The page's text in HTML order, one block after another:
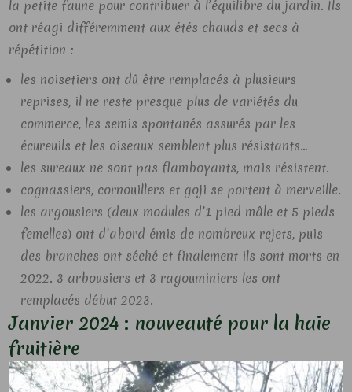
la petite faune pour contribuer à l’équilibre du jardin. Ils
ont réagi différemment aux étés chauds et secs à
répétition :
les noisetiers ont dû être remplacés à plusieurs
reprises, il ne reste presque plus de variétés du
commerce, les semis spontanés assurés par les
écureuils et les oiseaux semblent plus résistants…
les sureaux ne sont pas flamboyants, mais résistent.
cognassiers, cornouillers et goji se portent à merveille.
les argousiers (deux modules d’1 pied mâle et 5 pieds
femelles) ont d’abord émis de nombreux rejets, puis
des branches ont séché et finalement ils sont morts en
2022. 3 arbousiers et 3 ragouminiers les ont
remplacés début 2023.
Janvier 2024 : nouveauté pour la haie
fruitière